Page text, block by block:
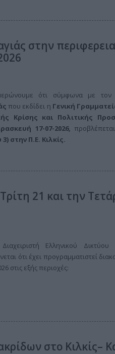
στην
ότι σύμφωνα με τον
που εκδίδει η Γενική
Κρίσης και Πολιτικής
17-07-2026,
3) στην Π.Ε. Κιλκίς.
21 και την
Ελληνικού Δικτύου
ότι έχει προγραμματιστεί
στις εξής περιοχές:
στο Κιλκίς–